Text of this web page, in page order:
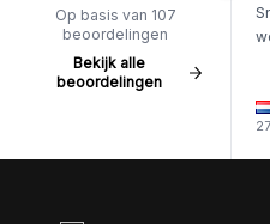
Op basis van 107
beoordelingen
Bekijk alle
beoordelingen